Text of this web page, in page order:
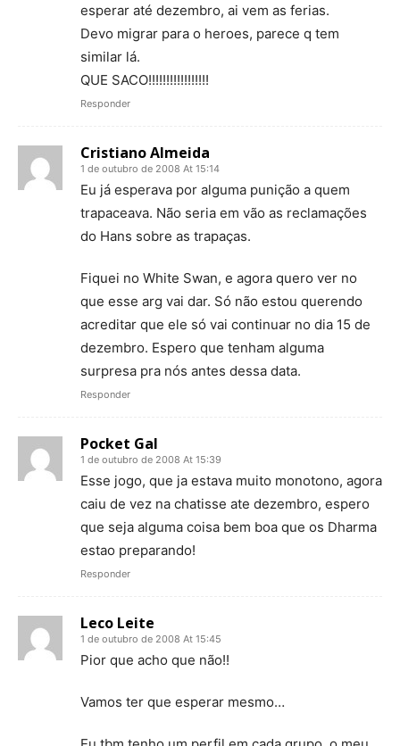
esperar até dezembro, ai vem as ferias.
Devo migrar para o heroes, parece q tem
similar lá.
QUE SACO!!!!!!!!!!!!!!!!!
Responder
Cristiano Almeida
1 de outubro de 2008 At 15:14
Eu já esperava por alguma punição a quem
trapaceava. Não seria em vão as reclamações
do Hans sobre as trapaças.
Fiquei no White Swan, e agora quero ver no
que esse arg vai dar. Só não estou querendo
acreditar que ele só vai continuar no dia 15 de
dezembro. Espero que tenham alguma
surpresa pra nós antes dessa data.
Responder
Pocket Gal
1 de outubro de 2008 At 15:39
Esse jogo, que ja estava muito monotono, agora
caiu de vez na chatisse ate dezembro, espero
que seja alguma coisa bem boa que os Dharma
estao preparando!
Responder
Leco Leite
1 de outubro de 2008 At 15:45
Pior que acho que não!!
Vamos ter que esperar mesmo…